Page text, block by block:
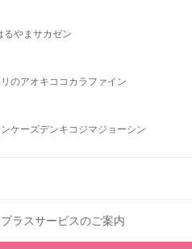
るやま サカゼン
のアオキ ココカラファイン
ケーズデンキ コジマジョーシン
ラスサービスのご案内